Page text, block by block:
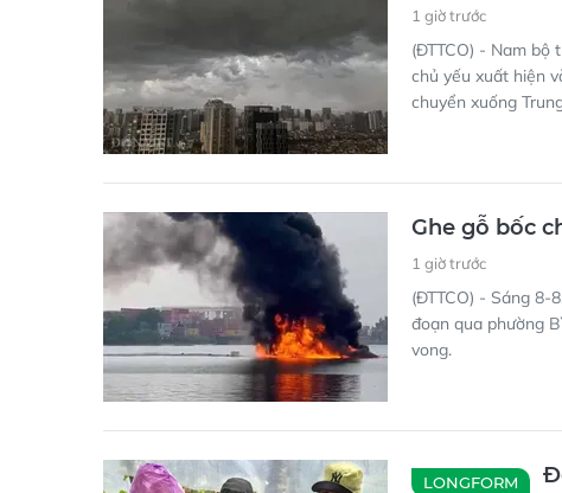
1 giờ trước
(ĐTTCO) - Nam bộ
chủ yếu xuất hiện
chuyển xuống
Ghe gỗ bốc
1 giờ trước
(ĐTTCO) - Sáng 8-
đoạn qua phường
vong.
LONGFORM